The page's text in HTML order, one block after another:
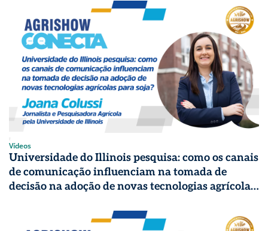
Vídeos
Universidade do Illinois pesquisa: como os canais
de comunicação influenciam na tomada de
decisão na adoção de novas tecnologias agrícolas